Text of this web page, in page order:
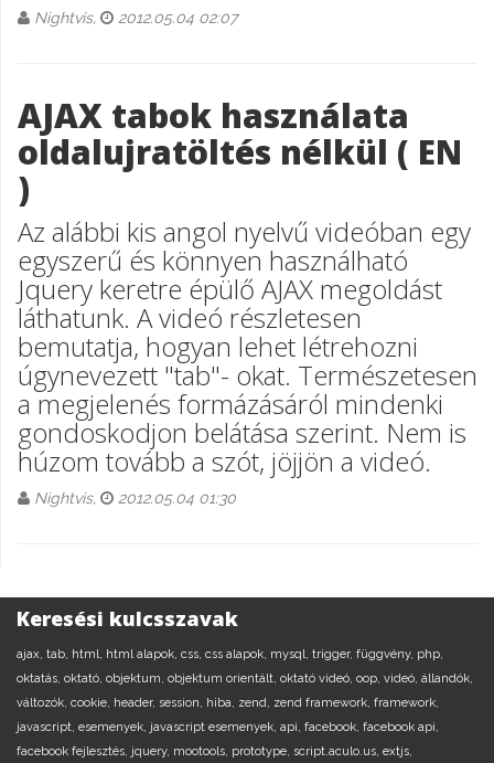
Nightvis, 2012.05.04 02:07
AJAX tabok használata
oldalujratöltés nélkül ( EN
)
Az alábbi kis angol nyelvű videóban egy
egyszerű és könnyen használható
Jquery keretre épülő AJAX megoldást
láthatunk. A videó részletesen
bemutatja, hogyan lehet létrehozni
úgynevezett "tab"- okat. Természetesen
a megjelenés formázásáról mindenki
gondoskodjon belátása szerint. Nem is
húzom tovább a szót, jöjjön a videó.
Nightvis, 2012.05.04 01:30
Keresési kulcsszavak
ajax, tab, html, html alapok, css, css alapok, mysql, trigger, függvény, php,
oktatás, oktató, objektum, objektum orientált, oktató videó, oop, videó, állandók,
változók, cookie, header, session, hiba, zend, zend framework, framework,
javascript, esemenyek, javascript esemenyek, api, facebook, facebook api,
facebook fejlesztés, jquery, mootools, prototype, script.aculo.us, extjs,